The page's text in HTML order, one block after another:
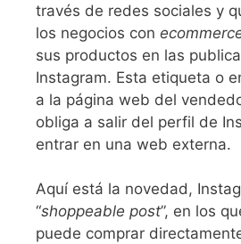
través de redes sociales y
los negocios con
sus productos en las
Instagram. Esta etiqueta o
a la página web del
obliga a salir del perfil de
entrar en una web externa.
Aquí está la novedad,
“shoppeable post”, en los
puede comprar